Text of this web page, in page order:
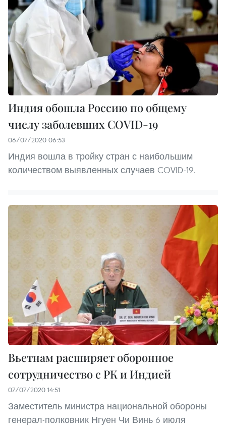
Индия обошла Россию по общему
числу заболевших COVID-19
06/07/2020 06:53
Индия вошла в тройку стран с наибольшим
количеством выявленных случаев COVID-19.
Вьетнам расширяет оборонное
сотрудничество с РК и Индией
07/07/2020 14:51
Заместитель министра национальной обороны
генерал-полковник Нгуен Чи Винь 6 июля